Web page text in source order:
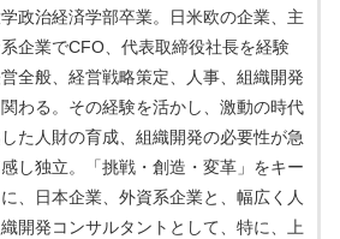
政治経済学部卒業。日米欧の企業、主
企業でCFO、代表取締役社長を経験
営全般、経営戦略策定、人事、組織開発
わる。その経験を活かし、激動の時代
た人財の育成、組織開発の必要性が急
し独立。「挑戦・創造・変革」をキー
、日本企業、外資系企業と、幅広く人
開発コンサルタントとして、特に、上